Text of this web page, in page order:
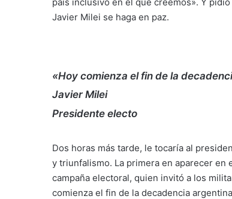
Javier Milei se haga en paz.
«Hoy comienza el fin de la
Javier Milei
Presidente electo
Dos horas más tarde, le tocaría al
y triunfalismo. La primera en aparecer en
campaña electoral, quien invitó a los
comienza el fin de la decadencia